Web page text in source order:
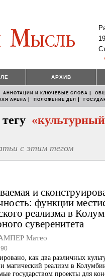
АРХИВ
АННОТАЦИИ И КЛЮЧЕВЫЕ СЛОВА |
АРЕНА | ПОЛОЖЕНИЕ ДЕЛ |
«культурный
с этим тегом
и
функции
реализма в
суверенитета
Матео
как два различных
магический реализм в
государством проекты для